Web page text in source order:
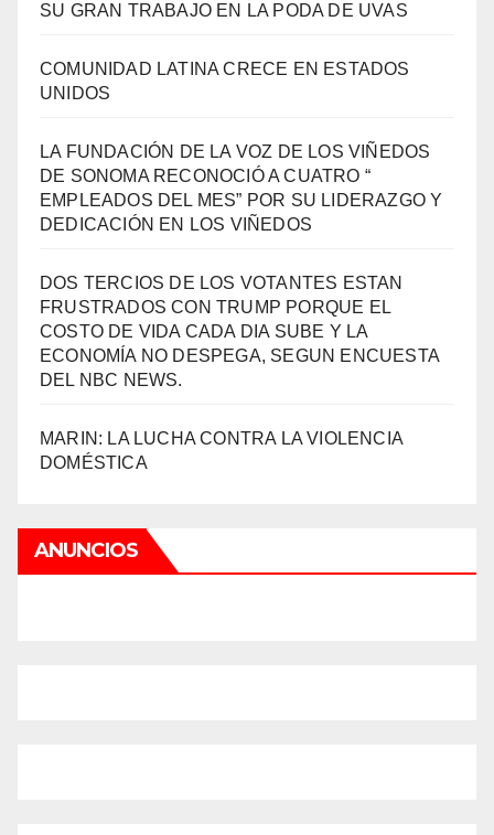
SU GRAN TRABAJO EN LA PODA DE UVAS
COMUNIDAD LATINA CRECE EN ESTADOS
UNIDOS
LA FUNDACIÓN DE LA VOZ DE LOS VIÑEDOS
DE SONOMA RECONOCIÓ A CUATRO “
EMPLEADOS DEL MES” POR SU LIDERAZGO Y
DEDICACIÓN EN LOS VIÑEDOS
DOS TERCIOS DE LOS VOTANTES ESTAN
FRUSTRADOS CON TRUMP PORQUE EL
COSTO DE VIDA CADA DIA SUBE Y LA
ECONOMÍA NO DESPEGA, SEGUN ENCUESTA
DEL NBC NEWS.
MARIN: LA LUCHA CONTRA LA VIOLENCIA
DOMÉSTICA
ANUNCIOS